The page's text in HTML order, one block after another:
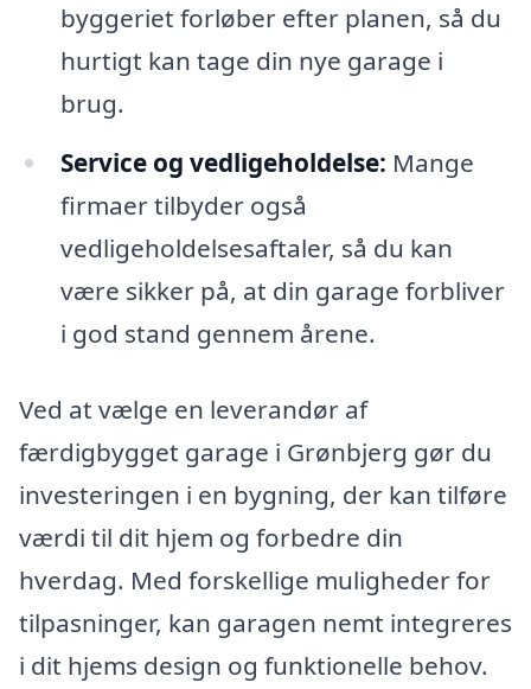
byggeriet forløber efter planen, så du
hurtigt kan tage din nye garage i
brug.
Service og vedligeholdelse: Mange
firmaer tilbyder også
vedligeholdelsesaftaler, så du kan
være sikker på, at din garage forbliver
i god stand gennem årene.
Ved at vælge en leverandør af
færdigbygget garage i Grønbjerg gør du
investeringen i en bygning, der kan tilføre
værdi til dit hjem og forbedre din
hverdag. Med forskellige muligheder for
tilpasninger, kan garagen nemt integreres
i dit hjems design og funktionelle behov.